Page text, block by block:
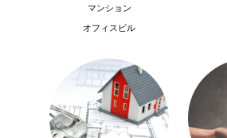
マンション
オフィスビル